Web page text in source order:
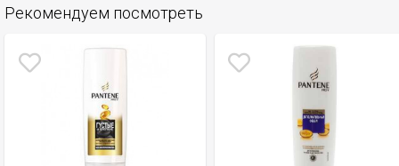
Рекомендуем посмотреть